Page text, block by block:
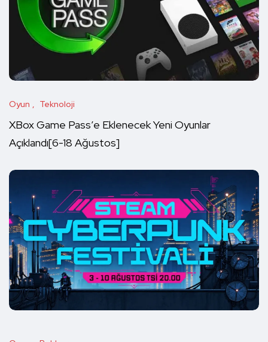
Oyun Teknoloji
XBox Game Pass’e Eklenecek Yeni Oyunlar
Açıklandı[6-18 Ağustos]